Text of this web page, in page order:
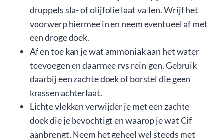
druppels sla- of olijfolie laat vallen. Wrijf het
voorwerp hiermee in en neem eventueel af met
een droge doek.
Af en toe kan je wat ammoniak aan het water
toevoegen en daarmee rvs reinigen. Gebruik
daarbij een zachte doek of borstel die geen
krassen achterlaat.
Lichte vlekken verwijder je met een zachte
doek die je bevochtigt en waarop je wat Cif
aanbrengt. Neem het geheel wel steeds met